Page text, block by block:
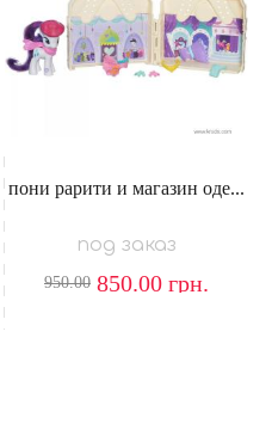
пони рарити и магазин оде...
под заказ
950.00 850.00 грн.